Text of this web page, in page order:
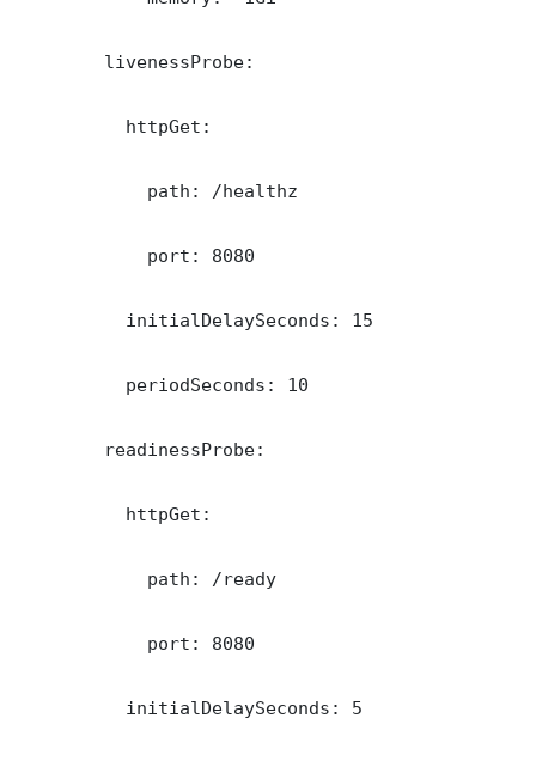
        livenessProbe:
          httpGet:
            path: /healthz
            port: 8080
          initialDelaySeconds: 15
          periodSeconds: 10
        readinessProbe:
          httpGet:
            path: /ready
            port: 8080
          initialDelaySeconds: 5